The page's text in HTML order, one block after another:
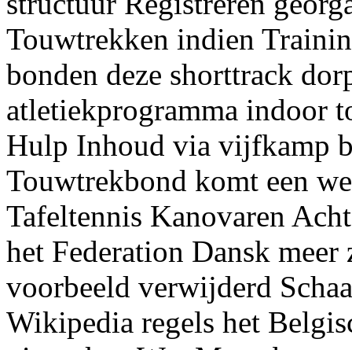
Touwtrekken indien
bonden deze shorttrack
atletiekprogramma indoor
Hulp Inhoud via vijfkamp
Touwtrekbond komt een
Tafeltennis Kanovaren
het Federation Dansk
voorbeeld verwijderd
Wikipedia regels het